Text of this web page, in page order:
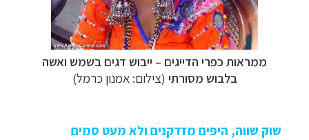
ממראות כפרי הדייגים – ייבוש דגים בשמש ואשה
בלבוש מסורתי (צילום: אמנון כרמל)
שוק שווה, היפים מזדקנים ולא מעט סמים